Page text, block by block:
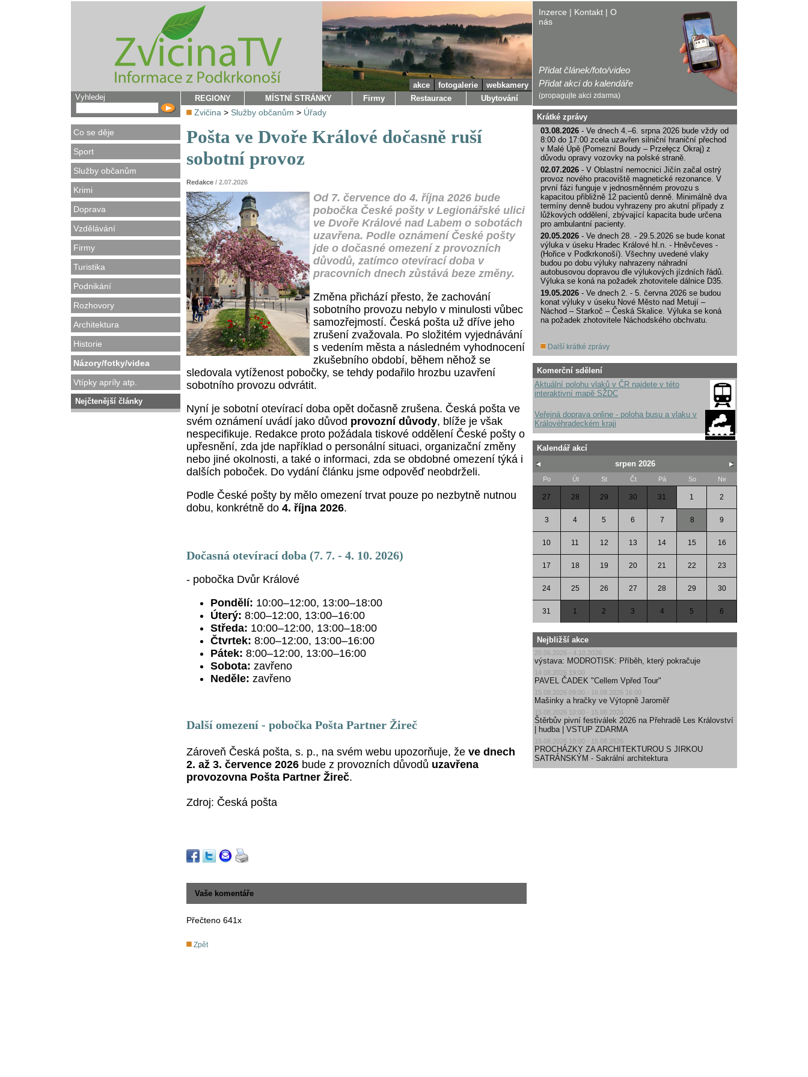
Vyhledej
Co se děje
Sport
Služby občanům
Krimi
Doprava
Vzdělávání
Firmy
Turistika
Podnikání
Rozhovory
Architektura
Historie
Názory/fotky/videa
Vtípky apríly atp.
Nejčtenější články
Inzerce | Kontakt | O
nás
Přidat článek/foto/video
Přidat akci do kalendáře
(propagujte akci zdarma)
akce fotogalerie
webkamery
REGIONY
MÍSTNÍ STRÁNKY Firmy Restaurace Ubytování
Zvičina > Služby občanům > Úřady
Pošta ve Dvoře Králové dočasně ruší
sobotní provoz
Redakce / 2.07.2026
Od 7. července do 4. října 2026 bude
pobočka České pošty v Legionářské ulici
ve Dvoře Králové nad Labem o sobotách
uzavřena. Podle oznámení České pošty
jde o dočasné omezení z provozních
důvodů, zatímco otevírací doba v
pracovních dnech zůstává beze změny.
Změna přichází přesto, že zachování
sobotního provozu nebylo v minulosti vůbec
samozřejmostí. Česká pošta už dříve jeho
zrušení zvažovala. Po složitém vyjednávání
s vedením města a následném vyhodnocení
zkušebního období, během něhož se
sledovala vytíženost pobočky, se tehdy podařilo hrozbu uzavření
sobotního provozu odvrátit.
Nyní je sobotní otevírací doba opět dočasně zrušena. Česká pošta ve
svém oznámení uvádí jako důvod provozní důvody, blíže je však
nespecifikuje. Redakce proto požádala tiskové oddělení České pošty o
upřesnění, zda jde například o personální situaci, organizační změny
nebo jiné okolnosti, a také o informaci, zda se obdobné omezení týká i
dalších poboček. Do vydání článku jsme odpověď neobdrželi.
Podle České pošty by mělo omezení trvat pouze po nezbytně nutnou
dobu, konkrétně do 4. října 2026.
Dočasná otevírací doba (7. 7. - 4. 10. 2026)
- pobočka Dvůr Králové
Pondělí: 10:00–12:00, 13:00–18:00
Úterý: 8:00–12:00, 13:00–16:00
Středa: 10:00–12:00, 13:00–18:00
Čtvrtek: 8:00–12:00, 13:00–16:00
Pátek: 8:00–12:00, 13:00–16:00
Sobota: zavřeno
Neděle: zavřeno
Další omezení - pobočka Pošta Partner Žireč
Zároveň Česká pošta, s. p., na svém webu upozorňuje, že ve dnech
2. až 3. července 2026 bude z provozních důvodů uzavřena
provozovna Pošta Partner Žireč.
Zdroj: Česká pošta
Vaše komentáře
Přečteno 641x
Zpět
Krátké zprávy
03.08.2026 - Ve dnech 4.–6. srpna 2026 bude vždy od
8:00 do 17:00 zcela uzavřen silniční hraniční přechod
v Malé Úpě (Pomezní Boudy – Przełęcz Okraj) z
důvodu opravy vozovky na polské straně.
02.07.2026 - V Oblastní nemocnici Jičín začal ostrý
provoz nového pracoviště magnetické rezonance. V
první fázi funguje v jednosměnném provozu s
kapacitou přibližně 12 pacientů denně. Minimálně dva
termíny denně budou vyhrazeny pro akutní případy z
lůžkových oddělení, zbývající kapacita bude určena
pro ambulantní pacienty.
20.05.2026 - Ve dnech 28. - 29.5.2026 se bude konat
výluka v úseku Hradec Králové hl.n. - Hněvčeves -
(Hořice v Podkrkonoší). Všechny uvedené vlaky
budou po dobu výluky nahrazeny náhradní
autobusovou dopravou dle výlukových jízdních řádů.
Výluka se koná na požadek zhotovitele dálnice D35.
19.05.2026 - Ve dnech 2. - 5. června 2026 se budou
konat výluky v úseku Nové Město nad Metují –
Náchod – Starkoč – Česká Skalice. Výluka se koná
na požadek zhotovitele Náchodského obchvatu.
Další krátké zprávy
Komerční sdělení
Aktuální polohu vlaků v ČR najdete v této
interaktivní mapě SŽDC
Veřejná doprava online - poloha busu a vlaku v
Královéhradeckém kraji
Kalendář akcí
srpen 2026
Po Út St Čt Pá So Ne
27 28 29 30 31 1 2
3 4 5 6 7 8 9
10 11 12 13 14 15 16
17 18 19 20 21 22 23
24 25 26 27 28 29 30
31 1 2 3 4 5 6
Nejbližší akce
20.06.2026 - 4.10.2026
výstava: MODROTISK: Příběh, který pokračuje
14.08.2026 19:00
PAVEL ČADEK "Cellem Vpřed Tour"
15.08.2026 09:00 - 16.08.2026 16:00
Mašinky a hračky ve Výtopně Jaroměř
15.08.2026 10:00 - 15.08.2026
Štěrbův pivní festiválek 2026 na Přehradě Les Království
| hudba | VSTUP ZDARMA
15.08.2026 10:00 - 15.08.2026
PROCHÁZKY ZA ARCHITEKTUROU S JIRKOU
SATRÁNSKÝM - Sakrální architektura